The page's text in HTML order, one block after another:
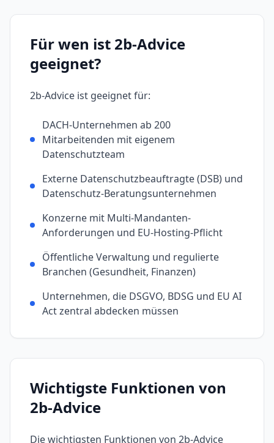
Für wen ist 2b-Advice
geeignet?
2b-Advice ist geeignet für:
DACH-Unternehmen ab 200
Mitarbeitenden mit eigenem
Datenschutzteam
Externe Datenschutzbeauftragte (DSB) und
Datenschutz-Beratungsunternehmen
Konzerne mit Multi-Mandanten-
Anforderungen und EU-Hosting-Pflicht
Öffentliche Verwaltung und regulierte
Branchen (Gesundheit, Finanzen)
Unternehmen, die DSGVO, BDSG und EU AI
Act zentral abdecken müssen
Wichtigste Funktionen von
2b-Advice
Die wichtigsten Funktionen von 2b-Advice